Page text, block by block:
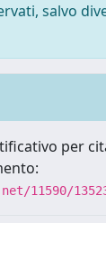
salvo
per
11590/